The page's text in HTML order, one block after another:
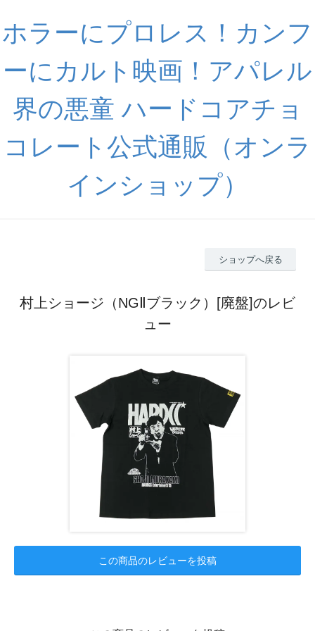
ホラーにプロレス！カンフ
ーにカルト映画！アパレル
界の悪童 ハードコアチョ
コレート公式通販（オンラ
インショップ）
ショップへ戻る
村上ショージ（NGⅡブラック）[廃盤]のレビ
ュー
この商品のレビューを投稿